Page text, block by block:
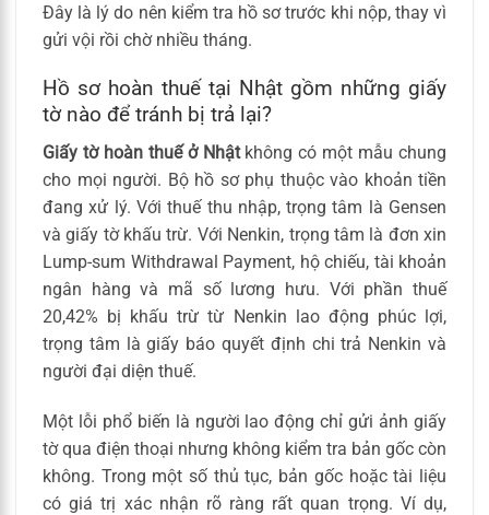
Đây là lý do nên kiểm tra hồ sơ trước khi nộp, thay vì
gửi vội rồi chờ nhiều tháng.
Hồ sơ hoàn thuế tại Nhật gồm những giấy
tờ nào để tránh bị trả lại?
Giấy tờ hoàn thuế ở Nhậtkhông có một mẫu chung
cho mọi người. Bộ hồ sơ phụ thuộc vào khoản tiền
đang xử lý. Với thuế thu nhập, trọng tâm là Gensen
và giấy tờ khấu trừ. Với Nenkin, trọng tâm là đơn xin
Lump-sum Withdrawal Payment, hộ chiếu, tài khoản
ngân hàng và mã số lương hưu. Với phần thuế
20,42% bị khấu trừ từ Nenkin lao động phúc lợi,
trọng tâm là giấy báo quyết định chi trả Nenkin và
người đại diện thuế.
Một lỗi phổ biến là người lao động chỉ gửi ảnh giấy
tờ qua điện thoại nhưng không kiểm tra bản gốc còn
không. Trong một số thủ tục, bản gốc hoặc tài liệu
có giá trị xác nhận rõ ràng rất quan trọng. Ví dụ,